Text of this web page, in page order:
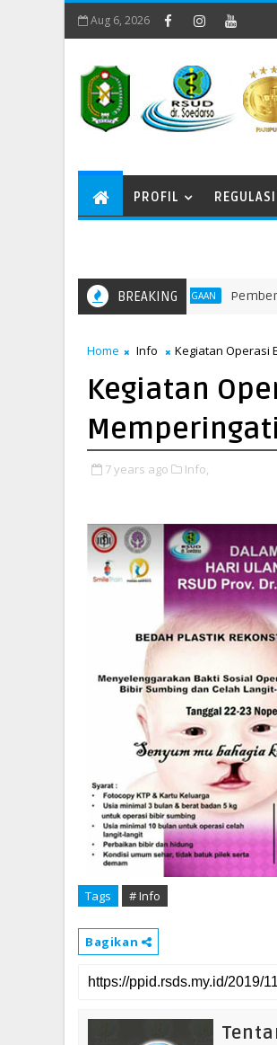
Aug 6, 2026
PROFIL REGULASI
BREAKING
PENGHARGAAN Pemberian
Home Info Kegiatan Operasi
Kegiatan
Memperingati
7 years ago Info,
Tags # Info
Bagikan